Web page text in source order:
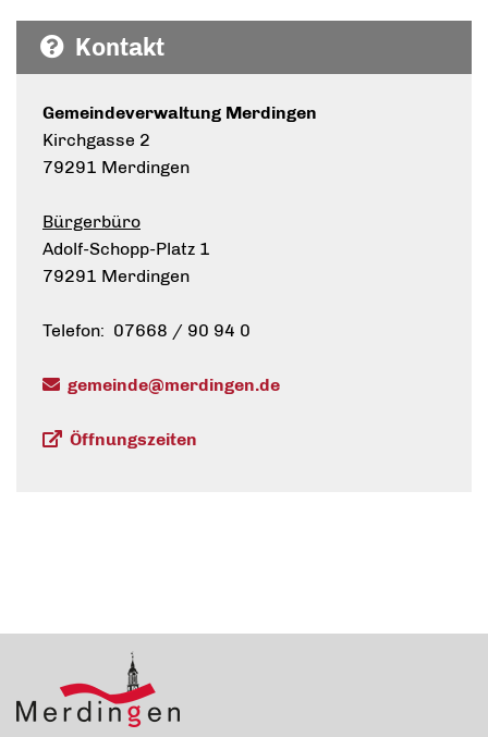
Kontakt
Gemeindeverwaltung Merdingen
Kirchgasse 2
79291 Merdingen
Bürgerbüro
Adolf-Schopp-Platz 1
79291 Merdingen
Telefon: 07668 / 90 94 0
gemeinde@merdingen.de
Öffnungszeiten